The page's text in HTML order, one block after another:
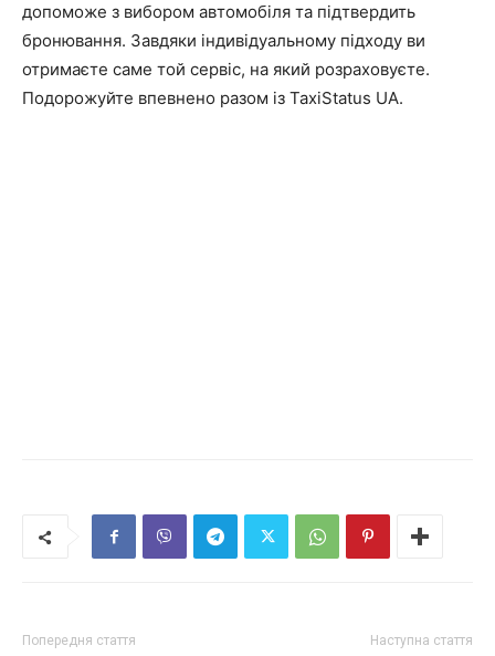
допоможе з вибором автомобіля та підтвердить
бронювання. Завдяки індивідуальному підходу ви
отримаєте саме той сервіс, на який розраховуєте.
Подорожуйте впевнено разом із TaxiStatus UA.
Попередня стаття Наступна стаття